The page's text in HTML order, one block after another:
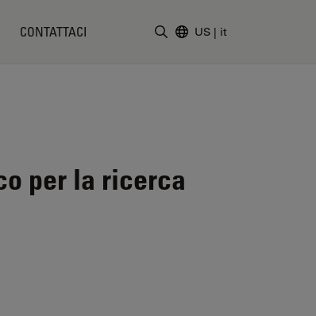
CONTATTACI US | it
per la ricerca